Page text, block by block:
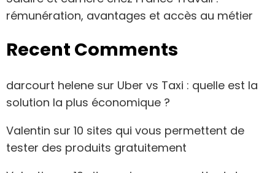
rémunération, avantages et accès au métier
Recent Comments
darcourt helene sur Uber vs Taxi : quelle est la
solution la plus économique ?
Valentin sur 10 sites qui vous permettent de
tester des produits gratuitement